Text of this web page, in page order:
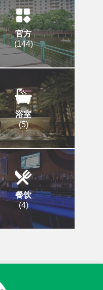
官方
(144)
浴室
(5)
餐饮
(4)